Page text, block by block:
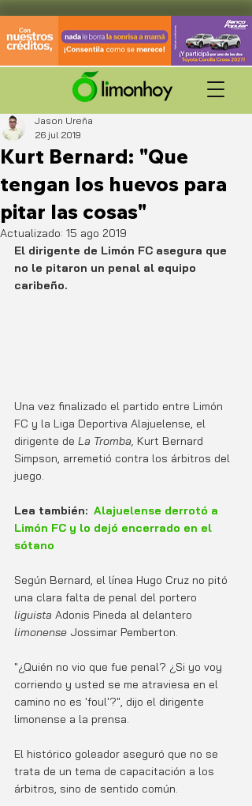
Kurt Bernard: "Que
tengan los huevos para
pitar las cosas"
Jason Ureña
26 jul 2019
Actualizado: 15 ago 2019
El dirigente de Limón FC asegura que
no le pitaron un penal al equipo
caribeño.
Una vez finalizado el partido entre Limón
FC y la Liga Deportiva Alajuelense, el
dirigente de La Tromba, Kurt Bernard
Simpson, arremetió contra los árbitros del
juego.
Lea también: Alajuelense derrotó a
Limón FC y lo dejó encerrado en el
sótano
Según Bernard, el línea Hugo Cruz no pitó
una clara falta de penal del portero
liguista Adonis Pineda al delantero
limonense Jossimar Pemberton.
"¿Quién no vio que fue penal? ¿Si yo voy
corriendo y usted se me atraviesa en el
camino no es 'foul'?", dijo el dirigente
limonense a la prensa.
El histórico goleador aseguró que no se
trata de un tema de capacitación a los
árbitros, sino de sentido común.